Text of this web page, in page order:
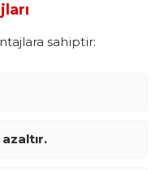
sahiptir: